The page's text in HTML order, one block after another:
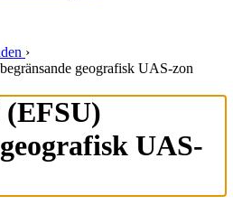
›
geografisk UAS-zon
(EFSU)
UAS-